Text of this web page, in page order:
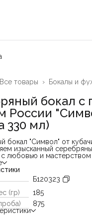
Бокалы и
Все товары ›
бокал с
России
330 мл)
бокал "Символ" от
изысканный
любовью и мастерством
предмет сочетает в
ювелирное
Изготовлен из
его долговечность
украшен сложным
вручную с
придает изделию
Б120323
(гр)
185
875